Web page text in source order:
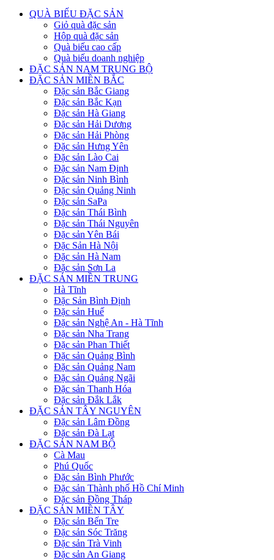
QUÀ BIẾU ĐẶC SẢN
Giỏ quà đặc sản
Hộp quà đặc sản
Quà biếu cao cấp
Quà biếu doanh nghiệp
ĐẶC SẢN NAM TRUNG BỘ
ĐẶC SẢN MIỀN BẮC
Đặc sản Bắc Giang
Đặc sản Bắc Kạn
Đặc sản Hà Giang
Đặc sản Hải Dương
Đặc sản Hải Phòng
Đặc sản Hưng Yên
Đặc sản Lào Cai
Đặc sản Nam Định
Đặc sản Ninh Bình
Đặc sản Quảng Ninh
Đặc sản SaPa
Đặc sản Thái Bình
Đặc sản Thái Nguyên
Đặc sản Yên Bái
Đặc Sản Hà Nội
Đặc sản Hà Nam
Đặc sản Sơn La
ĐẶC SẢN MIỀN TRUNG
Hà Tĩnh
Đặc Sản Bình Định
Đặc sản Huế
Đặc sản Nghệ An - Hà Tĩnh
Đặc sản Nha Trang
Đặc sản Phan Thiết
Đặc sản Quảng Bình
Đặc sản Quảng Nam
Đặc sản Quảng Ngãi
Đặc sản Thanh Hóa
Đặc sản Đắk Lắk
ĐẶC SẢN TÂY NGUYÊN
Đặc sản Lâm Đồng
Đặc sản Đà Lạt
ĐẶC SẢN NAM BỘ
Cà Mau
Phú Quốc
Đặc sản Bình Phước
Đặc sản Thành phố Hồ Chí Minh
Đặc sản Đồng Tháp
ĐẶC SẢN MIỀN TÂY
Đặc sản Bến Tre
Đặc sản Sóc Trăng
Đặc sản Trà Vinh
Đặc sản An Giang